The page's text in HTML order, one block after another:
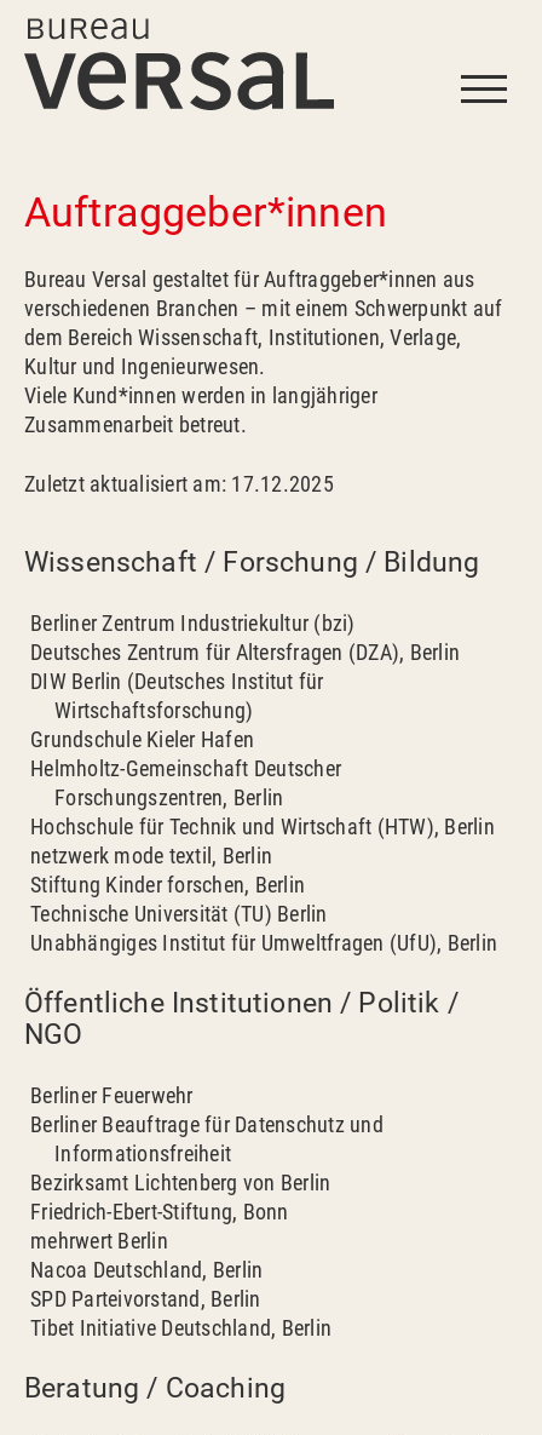
Leistungen
Auftraggeber*innen
Bureau Versal gestaltet für Auftraggeber*innen aus
verschiedenen Branchen – mit einem Schwerpunkt auf
dem Bereich Wissenschaft, Institutionen, Verlage,
Kultur und Ingenieurwesen.
Viele Kund*innen werden in langjähriger
Zusammenarbeit betreut.
Zuletzt aktualisiert am: 17.12.2025
Wissenschaft / Forschung / Bildung
Berliner Zentrum Industriekultur (bzi)
Deutsches Zentrum für Altersfragen (DZA), Berlin
DIW Berlin (Deutsches Institut für
Wirtschaftsforschung)
Grundschule Kieler Hafen
Helmholtz-Gemeinschaft Deutscher
Forschungszentren, Berlin
Hochschule für Technik und Wirtschaft (HTW), Berlin
netzwerk mode textil, Berlin
Stiftung Kinder forschen, Berlin
Technische Universität (TU) Berlin
Unabhängiges Institut für Umweltfragen (UfU), Berlin
Öffentliche Institutionen / Politik /
NGO
Berliner Feuerwehr
Berliner Beauftrage für Datenschutz und
Informationsfreiheit
Bezirksamt Lichtenberg von Berlin
Friedrich-Ebert-Stiftung, Bonn
mehrwert Berlin
Nacoa Deutschland, Berlin
SPD Parteivorstand, Berlin
Tibet Initiative Deutschland, Berlin
Beratung / Coaching